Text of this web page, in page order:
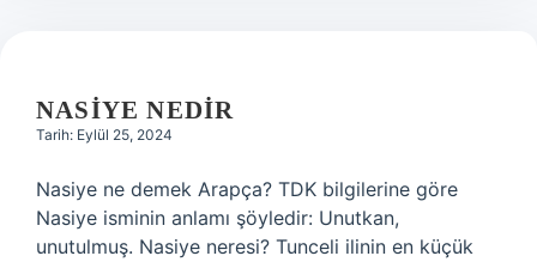
NASIYE NEDIR
Tarih: Eylül 25, 2024
Nasiye ne demek Arapça? TDK bilgilerine göre
Nasiye isminin anlamı şöyledir: Unutkan,
unutulmuş. Nasiye neresi? Tunceli ilinin en küçük